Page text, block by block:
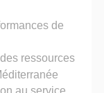
de
ressources
au service